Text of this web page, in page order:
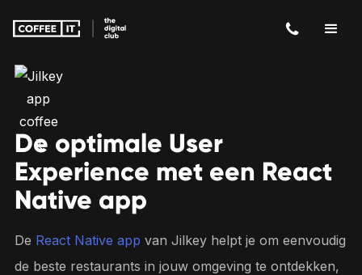
De optimale User
Experience met een React
Native app
De React Native app van Jilkey helpt je om eenvoudig
de beste restaurants in jouw omgeving te ontdekken,